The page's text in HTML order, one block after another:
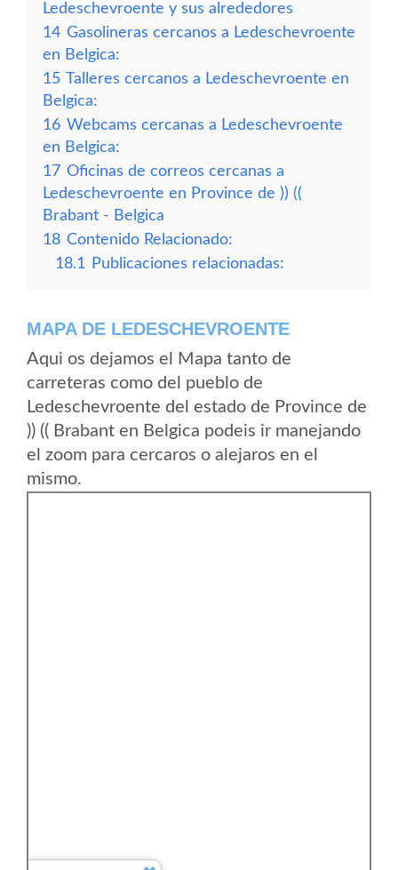
Ledeschevroente y sus alrededores
14 Gasolineras cercanos a Ledeschevroente
en Belgica:
15 Talleres cercanos a Ledeschevroente en
Belgica:
16 Webcams cercanas a Ledeschevroente
en Belgica:
17 Oficinas de correos cercanas a
Ledeschevroente en Province de )) ((
Brabant - Belgica
18 Contenido Relacionado:
18.1
Publicaciones relacionadas:
MAPA DE LEDESCHEVROENTE
Aqui os dejamos el Mapa tanto de
carreteras como del pueblo de
Ledeschevroente del estado de Province de
)) (( Brabant en Belgica podeis ir manejando
el zoom para cercaros o alejaros en el
mismo.